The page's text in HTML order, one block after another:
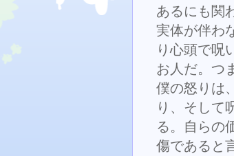
あるにも関
実体が伴わ
り心頭で呪
お人だ。つ
僕の怒りは
り、そして
る。自らの
傷であると